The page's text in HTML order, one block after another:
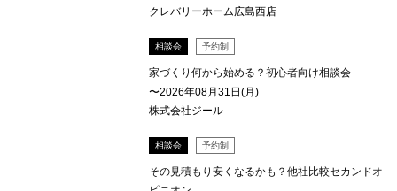
クレバリーホーム広島西店
相談会 予約制
家づくり何から始める？初心者向け相談会
〜2026年08月31日(月)
株式会社ジール
相談会 予約制
その見積もり安くなるかも？他社比較セカンドオ